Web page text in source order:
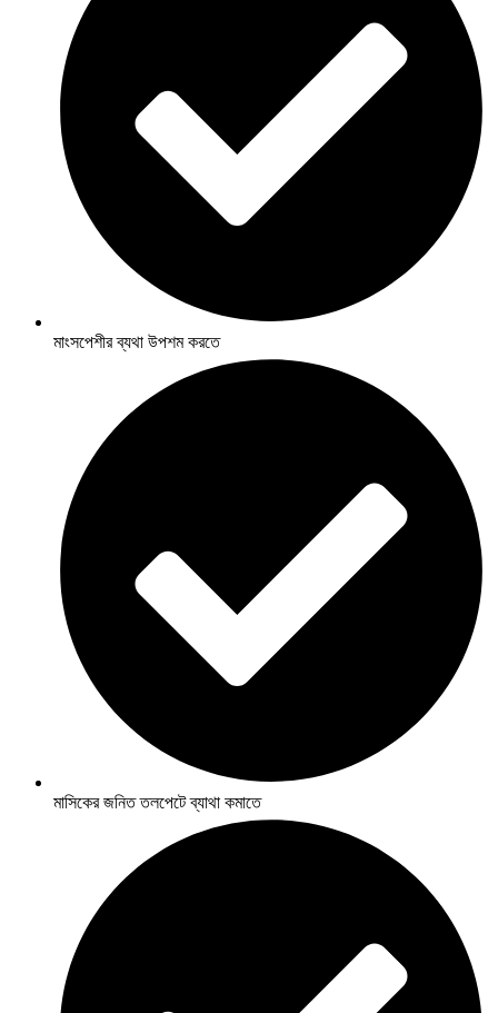
মাংসপেশীর ব্যথা উপশম করতে
মাসিকের জনিত তলপেটে ব্যাথা কমাতে